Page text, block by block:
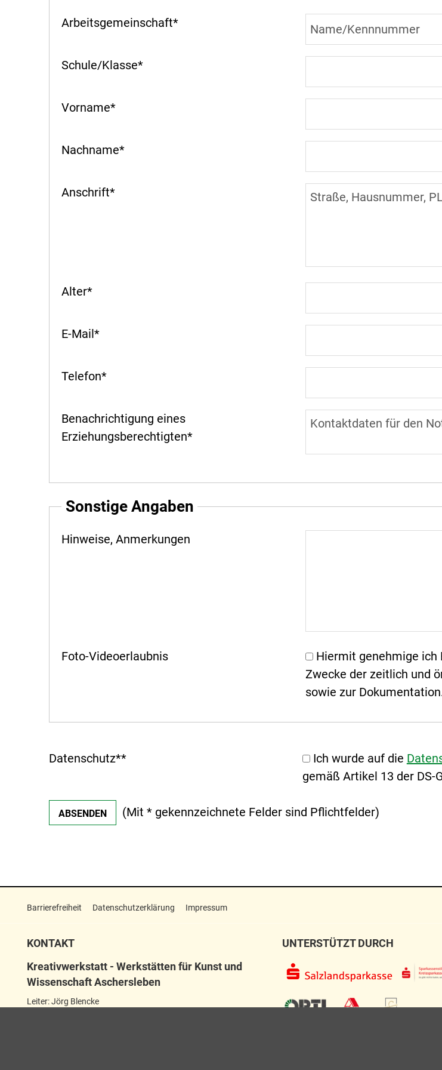
Arbeitsgemeinschaft*
Schule/Klasse*
Vorname*
Nachname*
Anschrift*
Alter*
E-Mail*
Telefon*
Benachrichtigung eines
Erziehungsberechtigten*
Sonstige Angaben
Hinweise, Anmerkungen
Foto-Videoerlaubnis
Hiermit genehmige ich
Zwecke der zeitlich und
sowie zur
Datenschutz** Ich wurde auf die
gemäß Artikel 13 der DS-
(Mit * gekennzeichnete Felder sind Pflichtfelder)
Barrierefreiheit Datenschutzerklärung Impressum
KONTAKT
Kreativwerkstatt - Werkstätten für Kunst und
Wissenschaft Aschersleben
Leiter: Jörg Blencke
UNTERSTÜTZT DURCH